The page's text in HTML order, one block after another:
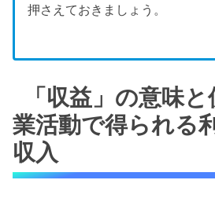
押さえておきましょう。
「収益」の意味
業活動で得られる
収入